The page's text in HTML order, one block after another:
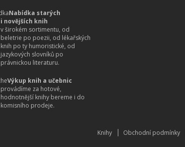
Nabídka starých
i novějších knih
v širokém sortimentu, od
beletrie po poezii, od lékařských
knih po ty humoristické, od
jazykových slovníků po
právnickou literaturu.
Výkup knih a učebnic
provádíme za hotové,
hodnotnější knihy bereme i do
komisního prodeje.
Knihy Obchodní podmínky